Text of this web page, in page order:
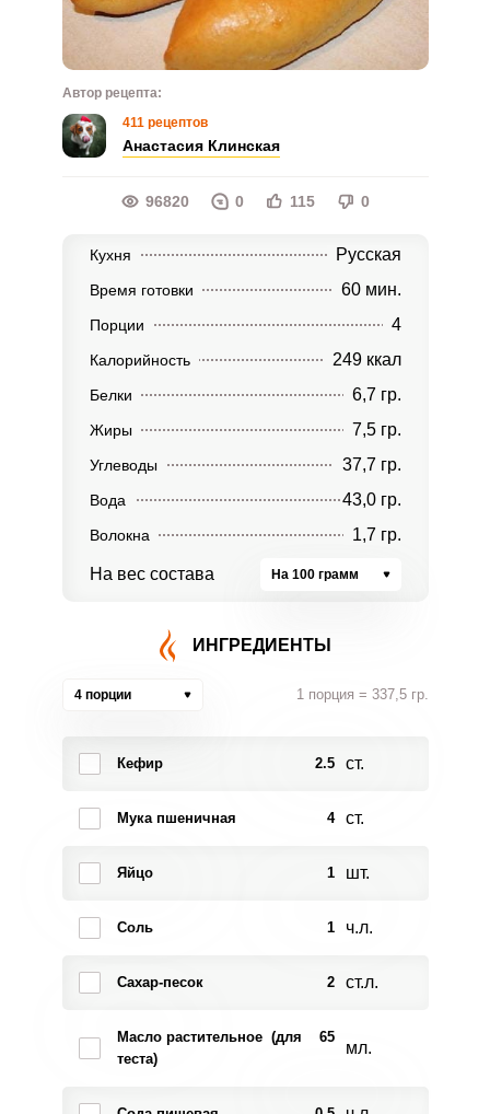
Автор рецепта:
411 рецептов
Анастасия Клинская
96820 0 115 0
Кухня Русская
Время готовки 60 мин.
Порции 4
Калорийность 249 ккал
Белки 6,7 гр.
Жиры 7,5 гр.
Углеводы 37,7 гр.
Вода 43,0 гр.
Волокна 1,7 гр.
На вес состава На 100 грамм
ИНГРЕДИЕНТЫ
4 порции 1 порция = 337,5 гр.
Кефир 2.5 ст.
Мука пшеничная 4 ст.
Яйцо 1 шт.
Соль 1 ч.л.
Сахар-песок 2 ст.л.
Масло растительное (для
теста)
65
мл.